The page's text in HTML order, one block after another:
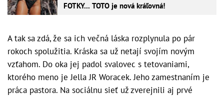
FOTKY... TOTO je nová kráľovná!
A tak sa zdá, že sa ich večná láska rozplynula po pár
rokoch spolužitia. Kráska sa už netají svojím novým
vzťahom. Do oka jej padol svalovec s tetovaniami,
ktorého meno je Jella JR Woracek. Jeho zamestnaním je
práca pastora. Na sociálnu sieť už zverejnili aj prvé